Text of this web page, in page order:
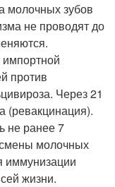
молочных зубов
не проводят до
против
Через 21
(ревакцинация).
не ранее 7
молочных
иммунизации
жизни.